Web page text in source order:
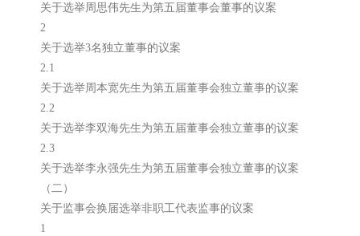
关于选举周思伟先生为第五届董事会董事的议案
2
关于选举3名独立董事的议案
2.1
关于选举周本宽先生为第五届董事会独立董事的议案
2.2
关于选举李双海先生为第五届董事会独立董事的议案
2.3
关于选举李永强先生为第五届董事会独立董事的议案
（二）
关于监事会换届选举非职工代表监事的议案
1